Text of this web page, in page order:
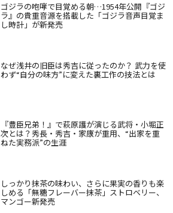
ゴジラの咆哮で目覚める朝…1954年公開『ゴジ
ラ』の貴重音源を搭載した「ゴジラ音声目覚ま
し時計」が新発売
なぜ浅井の旧臣は秀吉に従ったのか？ 武力を使
わず“自分の味方”に変えた裏工作の技法とは
『豊臣兄弟！』で萩原護が演じる武将・小堀正
次とは？秀長・秀吉・家康が重用、“出家を重
ねた実務派”の生涯
しっかり抹茶の味わい、さらに果実の香りも楽
しめる「無糖フレーバー抹茶」ストロベリー、
マンゴー新発売